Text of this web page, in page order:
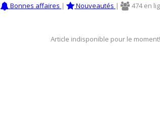
Bonnes affaires | Nouveautés | 474 en
Article indisponible pour le moment!